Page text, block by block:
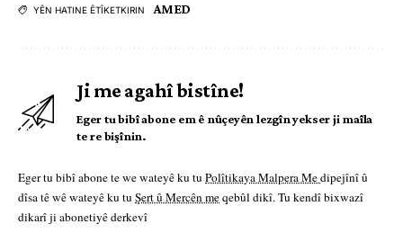
YÊN HATINE ÊTÎKETKIRIN AMED
Ji me agahî bistîne!
Eger tu bibî abone em ê nûçeyên lezgîn yekser ji maîla
te re bişînin.
Eger tu bibî abone te we wateyê ku tu Polîtikaya Malpera Medipejînî û
dîsa tê wê wateyê ku tu Şert û Mercên meqebûl dikî. Tu kendî bixwazî
dikarî ji abonetiyê derkevî